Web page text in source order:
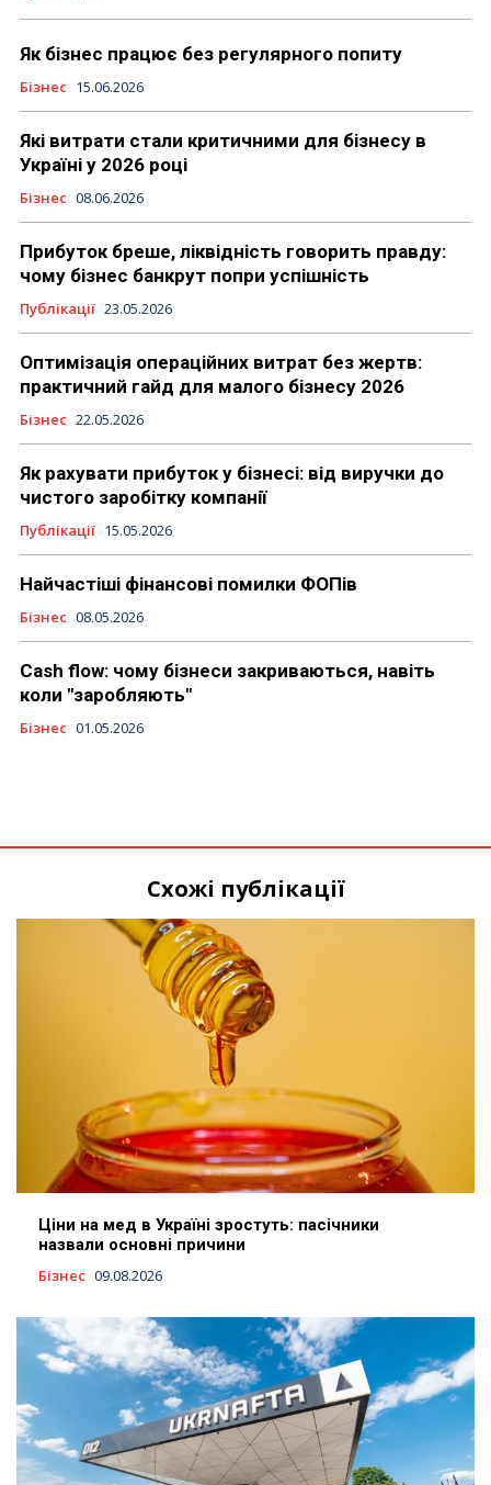
Як бізнес працює без регулярного попиту
Бізнес 15.06.2026
Які витрати стали критичними для бізнесу в
Україні у 2026 році
Бізнес 08.06.2026
Прибуток бреше, ліквідність говорить правду:
чому бізнес банкрут попри успішність
Публікації 23.05.2026
Оптимізація операційних витрат без жертв:
практичний гайд для малого бізнесу 2026
Бізнес 22.05.2026
Як рахувати прибуток у бізнесі: від виручки до
чистого заробітку компанії
Публікації 15.05.2026
Найчастіші фінансові помилки ФОПів
Бізнес 08.05.2026
Cash flow: чому бізнеси закриваються, навіть
коли "заробляють"
Бізнес 01.05.2026
Схожі публікації
Ціни на мед в Україні зростуть: пасічники
назвали основні причини
Бізнес 09.08.2026